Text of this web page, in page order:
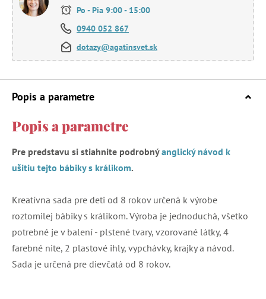
Po - Pia 9:00 - 15:00
0940 052 867
dotazy@agatinsvet.sk
Popis a parametre
Popis a parametre
Pre predstavu si stiahnite podrobnýanglický návod k
ušitiu tejto bábiky s králikom.
Kreatívna sada pre deti od 8 rokov určená k výrobe
roztomilej bábiky s králikom. Výroba je jednoduchá, všetko
potrebné je v balení - plstené tvary, vzorované látky, 4
farebné nite, 2 plastové ihly, vypchávky, krajky a návod.
Sada je určená pre dievčatá od 8 rokov.